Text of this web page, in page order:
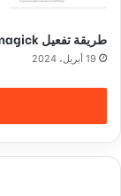
طريقة تفعيل imagick في whm
19 أبريل، 2024